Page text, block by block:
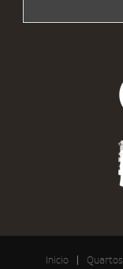
Inicio Quartos